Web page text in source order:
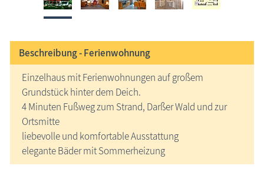
Beschreibung -Ferienwohnung
Einzelhaus mit Ferienwohnungen auf großem
Grundstück hinter dem Deich.
4 Minuten Fußweg zum Strand, Darßer Wald und zur
Ortsmitte
liebevolle und komfortable Ausstattung
elegante Bäder mit Sommerheizung